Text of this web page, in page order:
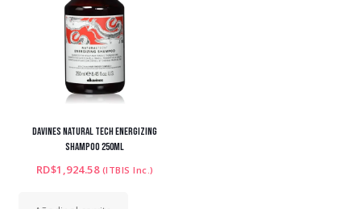
DAVINES NATURAL TECH ENERGIZING
SHAMPOO 250ML
RD$1,924.58 (ITBIS Inc.)